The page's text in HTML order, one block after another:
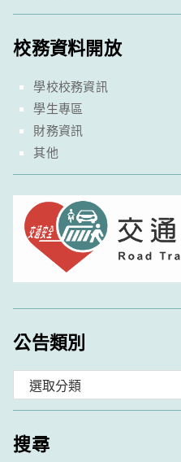
校務資料開放
學校校務資訊
學生專區
財務資訊
其他
公告類別
類
搜尋